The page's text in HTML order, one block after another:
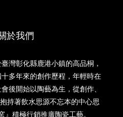
於我們
灣彰化縣鹿港小鎮的高品桐，
多年來的創作歷程，年輕時在
後開始以陶藝為生，從創作、
持著飲水思源不忘本的中心思
』積極行銷推廣陶瓷工藝。